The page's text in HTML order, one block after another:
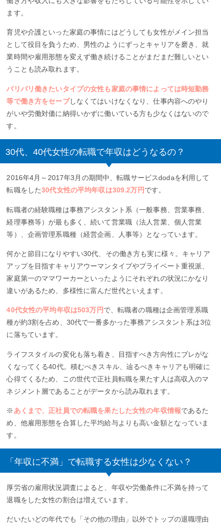
ます。
育児や介護といった家庭の事情にはどうしても女性がメイン担当
として役目を負うため、男性のようにずっとキャリアを磨き、就
業時間や雇用形態を変えず働き続けることがまだまだ難しいとい
うことも読み取れます。
バリバリ働きたいタイプの女性も家庭の事情によっては時短勤務
等で働き方をセーブしなくてはいけなくなり、仕事内容へのやり
がいや労働対価に納得いかずに働いている方も少なくはないので
す。
30代、40代女性の転職で年収はどうなるの？
2016年4月～2017年3月の期間中、転職サービスdodaを利用して
転職をした30代女性の平均年収は309.2万円です。
転職者の経験職種は事務アシスタント系（一般事務、営業事務、
経理事務等）が最も多く、続いて営業職（法人営業、個人営業
等）、企画管理系職種（経営企画、人事等）となっています。
何かと節目になりやすい30代、その働き方も実に様々。キャリア
アップを目指すキャリアウーマンタイプやプライベート重視派、
家庭第一のママワーカーといったようにそれぞれの状況にかなり
違いがあるため、多様性に富んだ世代といえます。
40代女性の平均年収は503万円で、転職者の職種は企画管理系職
種が約3割を占め、30代で一番多かった事務アシスタント系は3位
に落ちています。
ライフスタイルの変化も落ち着き、目指すべき方向性にブレがな
くなってくる40代。積むべきスキル、辿るべきキャリアも明確に
心得てくるため、この世代で正社員転職を果たす人は高収入のマ
ネジメント層であることがデータから読み取れます。
※ あくまで、正社員での転職を果たした女性の年収情報であるた
め、他雇用形態を合算した平均給与よりも高い金額となっていま
す。
「年収に不満」で転職する女性は少なくない？
厚労省の雇用状況調査によると、年収や労働条件に不満を持って
退職をした女性の割合は増えています。
だいたいどの年代でも「その他の理由」以外でトップの退職理由